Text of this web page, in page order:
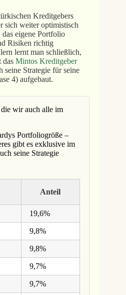
Kreditgebers
sich weiter optimistisch
eigene Portfolio
Risiken richtig
lernt man schließlich,
das Mintos Kreditgeber
Strategie für seine
4) aufgebaut.
wir auch alle im
Portfoliogröße –
gibt es exklusive im
seine Strategie
Anteil
19,6%
9,8%
9,8%
9,7%
9,7%